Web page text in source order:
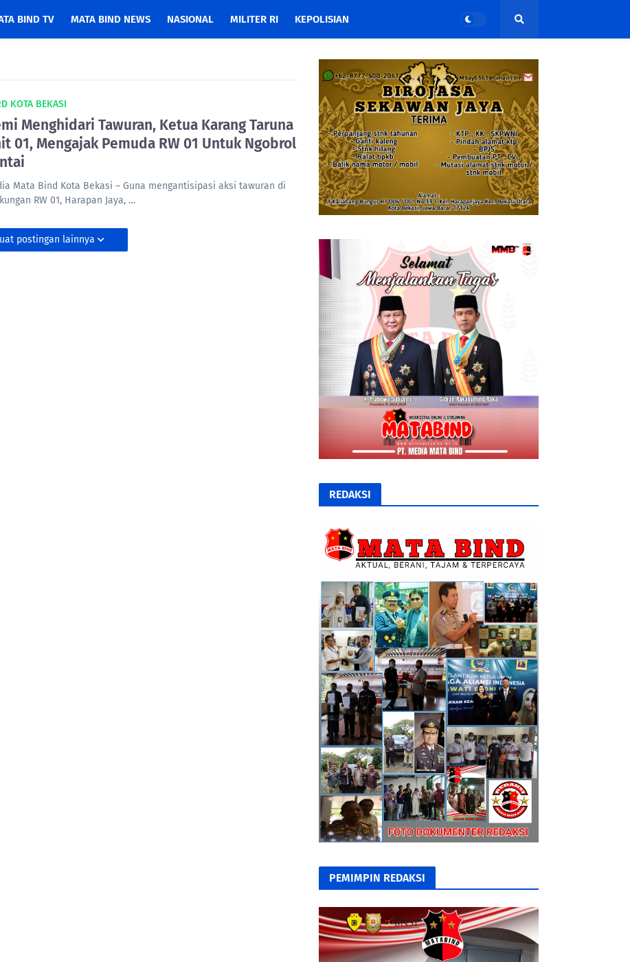
BIND TV MATA BIND NEWS NASIONAL MILITER RI KEPOLISIAN
KOTA BEKASI
Menghidari Tawuran, Ketua Karang Taruna
01, Mengajak Pemuda RW 01 Untuk Ngobrol
Mata Bind Kota Bekasi – Guna mengantisipasi aksi tawuran di
RW 01, Harapan Jaya, …
postingan lainnya
REDAKSI
PEMIMPIN REDAKSI